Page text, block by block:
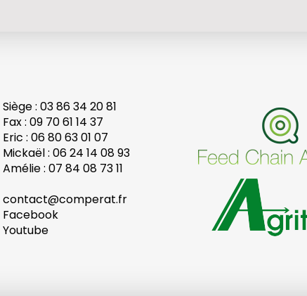
Siège : 03 86 34 20 81
Fax : 09 70 61 14 37
Eric : 06 80 63 01 07
Mickaël : 06 24 14 08 93
Amélie : 07 84 08 73 11
contact@comperat.fr
Facebook
Youtube